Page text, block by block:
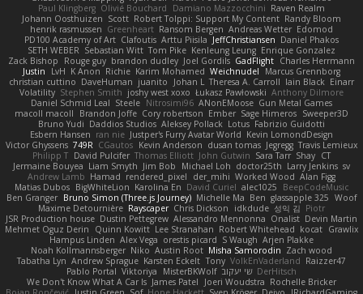
Paul Klingberg Olivié Bouchard Damiano Mazzocchini Raven Realm
Johann Oosthuizen Scott Robert Tolppi: Support My Content Randy Bloom
henrik rasmussen Greenheart Ransom Bergen Andreas Wetter Edomod
PD100 Academy of Art Clafoutis Arttu Piisila JeffChristiansen Daniel Phakos
SETH WEBER Sebastian Witt Tom Pike Kenleung Leung Enrique Gonzalez
Zack Bishop
Rouge guy brandon dudley Joel Gordils GadFlight Charles Herrmann
Justin
LvH K Anon Richie Karim Mohamed Weichnudel
Marcus Grennborg
christian cuttino DaveHuman juanito Johan L Theresa A. Carroll Iain Black Einarr
Volatility Stephen Smith joshy west xoxo Łukasz Pawłowski Anthony Dilmore
Daniel Schmid Leal Steele Nitrosimi96 ANonEMoose Gun Metal Games
macoll macoll
Brandon Joffe Cory robertson Ember Sage Himeros Sweeper3D
Bruno Yudi Daddios Studios Aleksey Pollack Lotus Fabrizio Guidotti
Esbern Hansen ran nie Justper's Furry Avatar World Kevin LomondDesign
Victor Ghyssens 749R CGautos Kevin Anderson dusan tomas Jegregg Travis Lemieux
Philipp T David Pulcifer Thomas Elliott John Gutwin Sara Tarr Shay CT
Jermaine Bouyea Liam Smyth Jim Bob Michael Loh doctor25th Larry Jenkins sv
Andrew Lamb Hamad rendered_pixel der_mihi Worked Wood Alan Figg
Matias Dubos BigWhiteLion Karolina En David Curiel alec1025
BeepCodeMusic
Ben Granger Bruno Simon (Three.js Journey) Michelle Ma Ben glassapple 325 Woof
Maxime Detournière Rayscaper Chris Dickson idkdude 성익 김 Piotr
JSR Production house Dustin Pettegrew Alessandro Mennonna Onalist Devin Martin
Mehmet Oguz Derin
Quinn Kowitt Lee Stranahan Robert Whitehead kocat Grawlix
Hampus Linden Alex Vega orestis picard S Waugh Arjen Plakke
Noah Kollmannsberger Niko Austin Root Misha Samorodin Zach wood
Tabatha Lyn Andrew Sprague Karsten Eckelt Tony VolkEnVaderland Raizzer47
Pablo Portal Viktoriya MisterBKWolf שי יעקוב DerHitsch
We Don't Know What A Car Is James Patel Joeri Woudstra Rochelle Bricker